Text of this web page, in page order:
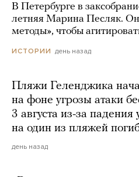
В Петербурге в
летняя Марина Песляк.
методы», чтобы
ИСТОРИИ день назад
Пляжи Геленджика
на фоне угрозы атаки
3 августа из-за падения
на один из пляжей
день назад